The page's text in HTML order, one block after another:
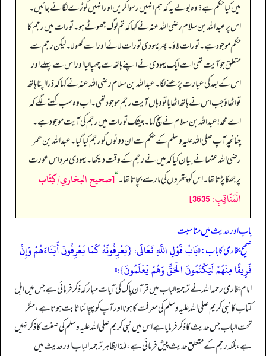
میں کیا حکم ہے؟ وہ بولے یہ کہ ہم انہیں رسوا کریں اور انہیں کوڑے لگائے جائیں۔
اس پر عبداللہ بن سلام رضی اللہ عنہ نے کہا کہ تم لوگ جھوٹے ہو۔ تورات میں رجم کا
حکم موجود ہے۔ تورات لاؤ۔ پھر یہودی تورات لائے اور اسے کھولا۔ لیکن رجم سے
متعلق جو آیت تھی اسے ایک یہودی نے اپنے ہاتھ سے چھپا لیا اور اس سے پہلے اور
اس کے بعد کی عبارت پڑھنے لگا۔ عبداللہ بن سلام رضی اللہ عنہ نے کہا کہ ذرا اپنا ہاتھ
تو اٹھاؤ جب اس نے ہاتھ اٹھایا تو وہاں آیت رجم موجود تھی۔ اب وہ سب کہنے لگے کہ
اے محمد! عبداللہ بن سلام نے سچ کہا۔ بیشک تورات میں رجم کی آیت موجود ہے۔
چنانچہ آپ صلی اللہ علیہ وسلم کے حکم سے ان دونوں کو رجم کیا گیا۔ عبداللہ بن عمر
رضی اللہ عنہما نے بیان کیا کہ میں نے رجم کے وقت دیکھا۔ یہودی مرد اس عورت
پر جھکا پڑتا تھا۔ اس کو پتھروں کی مار سے بچاتا تھا۔“[صحيح البخاري/كِتَاب
الْمَنَاقِبِ: 3635]
باب اور حدیث میں مناسبت
صحیح بخاری کا باب:«بَابُ قَوْلِ اللَّهِ تَعَالَى: {يَعْرِفُونَهُ كَمَا يَعْرِفُونَ أَبْنَاءَهُمْ وَإِنَّ
فَرِيقًا مِنْهُمْ لَيَكْتُمُونَ الْحَقَّ وَهُمْ يَعْلَمُونَ}:»
امام بخاری رحمہ اللہ نے ترجمۃ الباب میں قرآن پاک کی آیات مبارکہ ذکر فرمائی ہے جس میں اہل
کتاب کا نبی کریم صلی اللہ علیہ وسلم کی معرفت کا ہونا اور آپ کو پہچاننا ثابت ہوتا ہے، مگر
تحت الباب جس حدیث کا ذکر فرمایا ہے اس میں نبی کریم صلی اللہ علیہ وسلم کی صفت کا ذکر نہیں
ہے، بلکہ رجم کے متعلق حدیث پیش فرمائی ہے، لہٰذا بظاہر ترجمہ الباب اور حدیث میں